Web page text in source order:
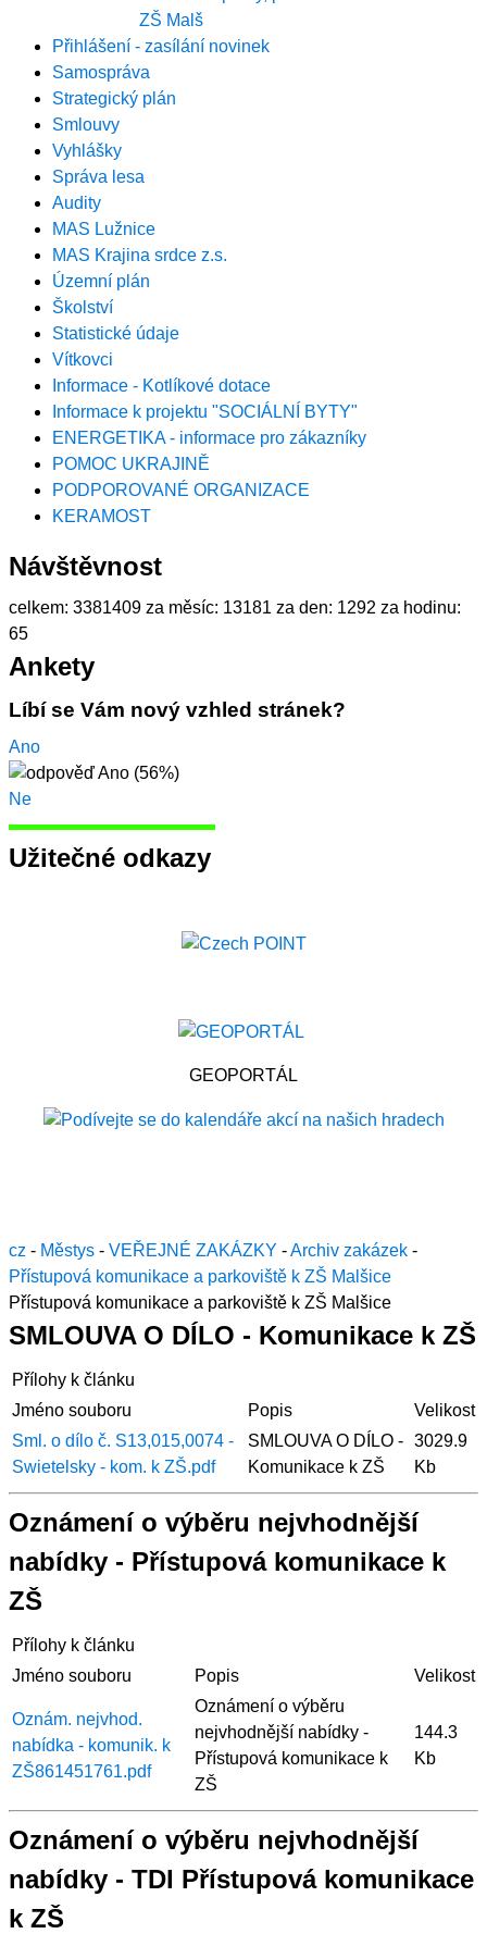
ZŠ Malš
Přihlášení - zasílání novinek
Samospráva
Strategický plán
Smlouvy
Vyhlášky
Správa lesa
Audity
MAS Lužnice
MAS Krajina srdce z.s.
Územní plán
Školství
Statistické údaje
Vítkovci
Informace - Kotlíkové dotace
Informace k projektu "SOCIÁLNÍ BYTY"
ENERGETIKA - informace pro zákazníky
POMOC UKRAJINĚ
PODPOROVANÉ ORGANIZACE
KERAMOST
Návštěvnost
celkem: 3381409 za měsíc: 13181 za den: 1292 za hodinu:
65
Ankety
Líbí se Vám nový vzhled stránek?
Ano
Ne
Užitečné odkazy
GEOPORTÁL
cz - Městys - VEŘEJNÉ ZAKÁZKY -Archiv zakázek -
Přístupová komunikace a parkoviště k ZŠ Malšice
Přístupová komunikace a parkoviště k ZŠ Malšice
SMLOUVA O DÍLO - Komunikace k ZŠ
Přílohy k článku
Jméno souboru
Popis
Velikost
Sml. o dílo č. S13,015,0074 -
Swietelsky - kom. k ZŠ.pdf
SMLOUVA O DÍLO -
Komunikace k ZŠ
3029.9
Kb
Oznámení o výběru nejvhodnější
nabídky - Přístupová komunikace k
ZŠ
Přílohy k článku
Jméno souboru
Popis Velikost
Oznám. nejvhod.
nabídka - komunik. k
ZŠ861451761.pdf
Oznámení o výběru
nejvhodnější nabídky -
Přístupová komunikace k
ZŠ
144.3
Kb
Oznámení o výběru nejvhodnější
nabídky - TDI Přístupová komunikace
k ZŠ